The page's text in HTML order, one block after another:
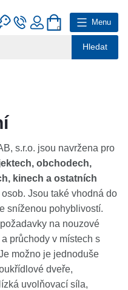
Hledat
0
Menu
s.r.o. jsou navržena pro
obchodech,
kinech a ostatních
Jsou také vhodná do
sníženou pohyblivostí.
na nouzové
průchody v místech s
možno je jednoduše
dveře,
uvolňovací síla,